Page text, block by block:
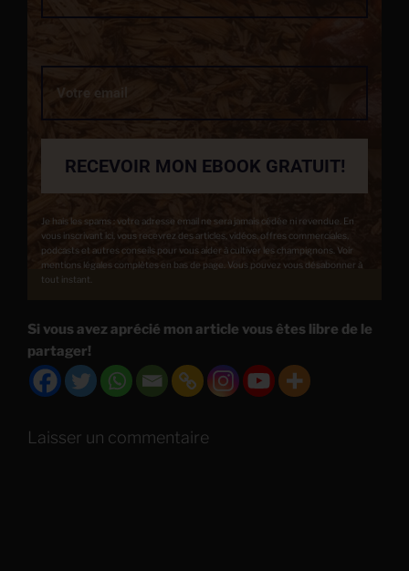
RECEVOIR MON EBOOK GRATUIT!
Je hais les spams : votre adresse email ne sera jamais cédée ni revendue. En
vous inscrivant ici, vous recevrez des articles, vidéos, offres commerciales,
podcasts et autres conseils pour vous aider à cultiver les champignons. Voir
mentions légales complètes en bas de page. Vous pouvez vous désabonner à
tout instant.
Si vous avez aprécié mon article vous êtes libre de le
partager!
Laisser un commentaire